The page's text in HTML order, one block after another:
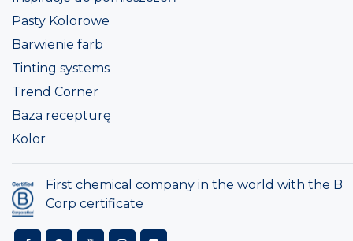
Pasty Kolorowe
Barwienie farb
Tinting systems
Trend Corner
Baza recepturę
Kolor
First chemical company in the world with the B
Corp certificate